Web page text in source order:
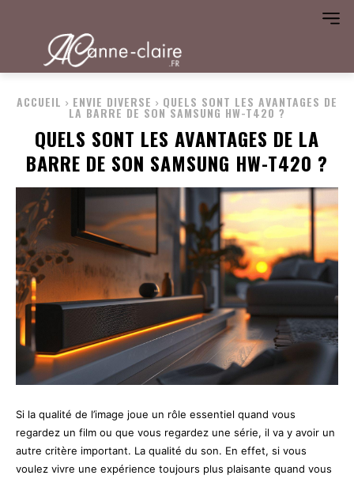
ACCUEIL ENVIE DIVERSE QUELS SONT LES AVANTAGES DE
LA BARRE DE SON SAMSUNG HW-T420 ?
QUELS SONT LES AVANTAGES DE LA
BARRE DE SON SAMSUNG HW-T420 ?
Si la qualité de l’image joue un rôle essentiel quand vous
regardez un film ou que vous regardez une série, il va y avoir un
autre critère important. La qualité du son. En effet, si vous
voulez vivre une expérience toujours plus plaisante quand vous